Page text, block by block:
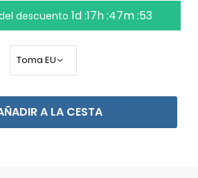
descuento 1d :17h :47m :53
A LA CESTA